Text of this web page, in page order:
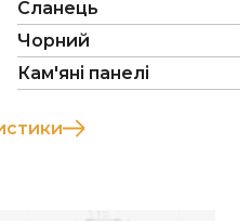
Сланець
Чорний
Кам'яні панелі